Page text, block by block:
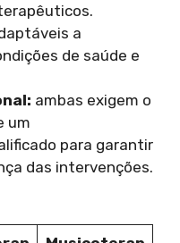
a
de saúde e
ambas exigem o
um
para garantir
das intervenções.